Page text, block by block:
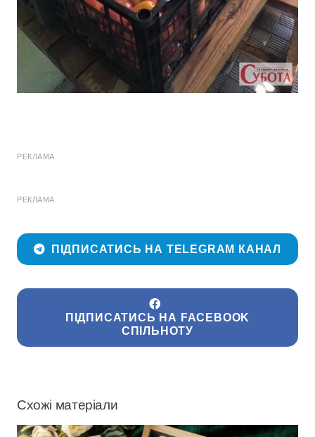
РЕКЛАМА
РЕКЛАМА
ПІДПИСАТИСЬ НА TELEGRAM КАНАЛ
ПІДПИСАТИСЬ НА FACEBOOK
СПІЛЬНОТУ
Схожі матеріали